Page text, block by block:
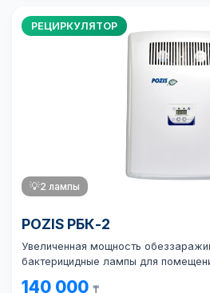
РЕЦИРКУЛЯТОР
💡2 лампы
POZIS РБК-2
Увеличенная мощность
бактерицидные лампы для
140 000 ₸